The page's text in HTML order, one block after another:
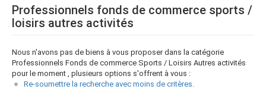
Professionnels fonds de commerce sports /
loisirs autres activités
Nous n'avons pas de biens à vous proposer dans la catégorie
Professionnels Fonds de commerce Sports / Loisirs Autres activités
pour le moment , plusieurs options s'offrent à vous :
Re-soumettre la recherche avec moins de critères.